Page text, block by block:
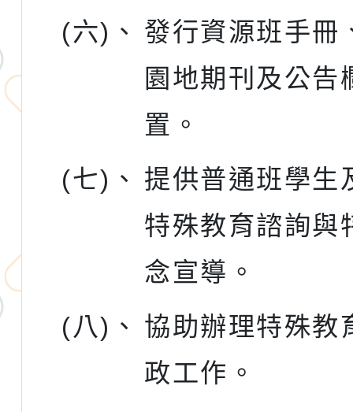
(六)、 發行資源班手冊
園地期刊及公告
置。
(七)、 提供普通班學生
特殊教育諮詢與
念宣導。
(八)、 協助辦理特殊教
政工作。